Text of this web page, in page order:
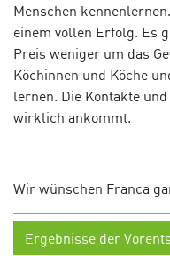
Menschen
einem vollen Erfolg. Es
Preis weniger um das
Köchinnen und Köche
lernen. Die Kontakte
wirklich ankommt.
Wir wünschen Franca
Ergebnisse der